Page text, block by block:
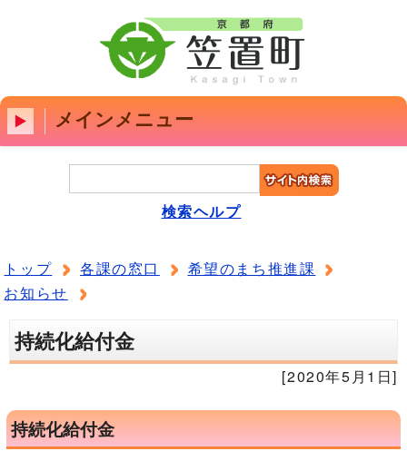
メインメニュー
検索ヘルプ
トップ 各課の窓口
希望のまち推進課
お知らせ
持続化給付金
[2020年5月1日]
持続化給付金